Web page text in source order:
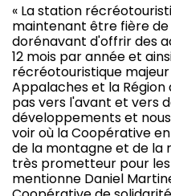
« La station
maintenant être fière de
dorénavant d'offrir des
12 mois par année et
récréotouristique majeur
Appalaches et la
pas vers l'avant et vers
développements et
voir où la Coopérative
de la montagne et de la
très prometteur pour
mentionne Daniel